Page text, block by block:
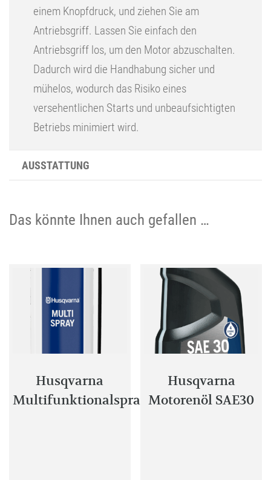
einem Knopfdruck, und ziehen Sie am
Antriebsgriff. Lassen Sie einfach den
Antriebsgriff los, um den Motor abzuschalten.
Dadurch wird die Handhabung sicher und
mühelos, wodurch das Risiko eines
versehentlichen Starts und unbeaufsichtigten
Betriebs minimiert wird.
AUSSTATTUNG
Das könnte Ihnen auch gefallen …
Husqvarna
Multifunktionalspray
Husqvarna
Motorenöl SAE30